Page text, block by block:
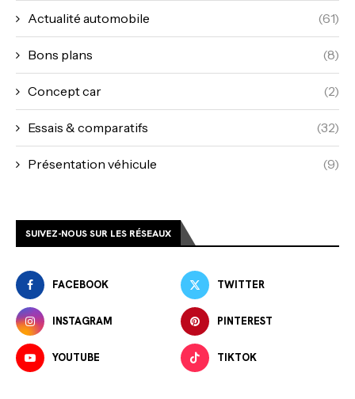
Actualité automobile (61)
Bons plans (8)
Concept car (2)
Essais & comparatifs (32)
Présentation véhicule (9)
SUIVEZ-NOUS SUR LES RÉSEAUX
FACEBOOK TWITTER
INSTAGRAM PINTEREST
YOUTUBE TIKTOK